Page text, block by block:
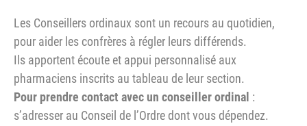
Les Conseillers ordinaux sont un recours au quotidien,
pour aider les confrères à régler leurs différends.
Ils apportent écoute et appui personnalisé aux
pharmaciens inscrits au tableau de leur section.
Pour prendre contact avec un conseiller ordinal :
s’adresser au Conseil de l’Ordre dont vous dépendez.